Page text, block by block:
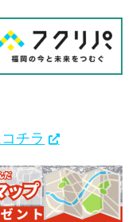
チラ